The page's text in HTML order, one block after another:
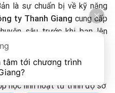
là sự chuẩn bị về kỹ năng
ty Thanh Giang cung cấp
sâu trước khi bạn lên
riêng cho kỹ sư:
học linh hoạt từ trình độ sơ
tâm tới chương trình